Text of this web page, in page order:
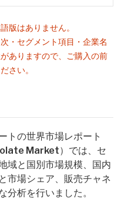
版はありません。
・セグメント項目・企業名
ありますので、ご購入の前
さい。
トの世界市場レポート
Market）では、セ
域と国別市場規模、国内
市場シェア、販売チャネ
分析を行いました。